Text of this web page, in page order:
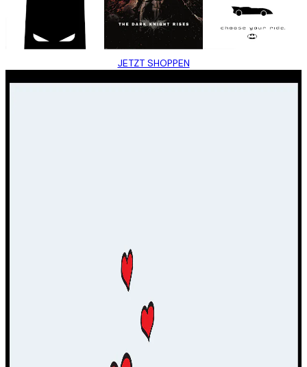
JETZT SHOPPEN